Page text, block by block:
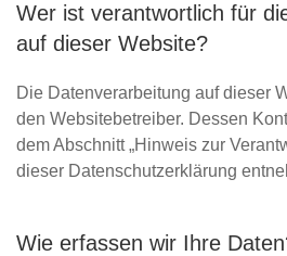
Wer ist verantwortlich für
auf dieser Website?
Die Datenverarbeitung auf dieser
den Websitebetreiber. Dessen
dem Abschnitt „Hinweis zur
dieser Datenschutzerklärung
Wie erfassen wir Ihre